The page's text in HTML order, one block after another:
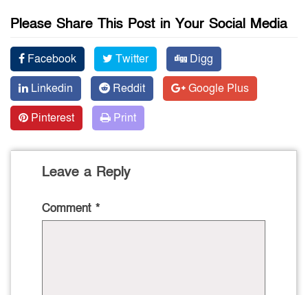
Please Share This Post in Your Social Media
Facebook Twitter
Digg
Linkedin
Reddit
Google Plus
Pinterest
Print
Leave a Reply
Comment *